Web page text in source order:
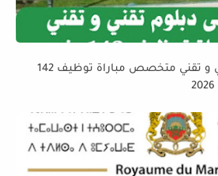
للحاصلين على دبلوم تقني و تقني متخصص مباراة توظيف 142